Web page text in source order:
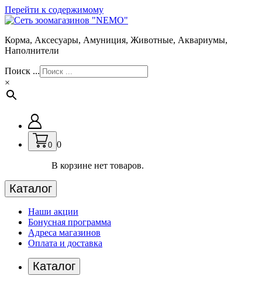
Перейти к содержимому
Корма, Аксесуары, Амуниция, Животные, Аквариумы,
Наполнители
Поиск ...
×
0 0
В корзине нет товаров.
Каталог
Наши акции
Бонусная программа
Адреса магазинов
Оплата и доставка
Каталог